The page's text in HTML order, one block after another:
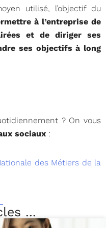
utilisé, l’objectif du
à l’entreprise de
et de diriger ses
ses objectifs à long
? On vous
sociaux :
des Métiers de la
...